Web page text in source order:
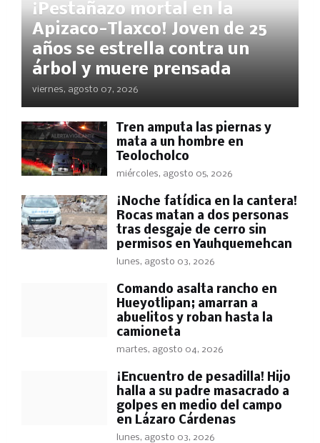
¡Pestañazo mortal en la
Apizaco-Tlaxco! Joven de 25
años se estrella contra un
árbol y muere prensada
viernes, agosto 07, 2026
Tren amputa las piernas y
mata a un hombre en
Teolocholco
miércoles, agosto 05, 2026
​¡Noche fatídica en la cantera!
Rocas matan a dos personas
tras desgaje de cerro sin
permisos en Yauhquemehcan
lunes, agosto 03, 2026
Comando asalta rancho en
Hueyotlipan; amarran a
abuelitos y roban hasta la
camioneta
martes, agosto 04, 2026
​¡Encuentro de pesadilla! Hijo
halla a su padre masacrado a
golpes en medio del campo
en Lázaro Cárdenas
lunes, agosto 03, 2026